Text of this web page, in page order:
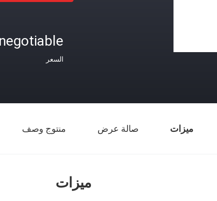
negotiable
السعر
ميزات صالة عرض منتوج وصف
ميزات